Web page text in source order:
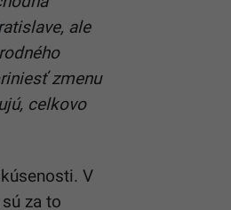
ale
zmenu
celkovo
V
za to